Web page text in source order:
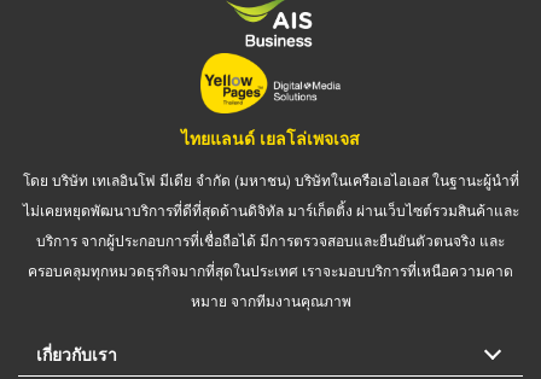
ไทยแลนด์ เยลโล่เพจเจส
โดย บริษัท เทเลอินโฟ มีเดีย จำกัด (มหาชน) บริษัทในเครือเอไอเอส ในฐานะผู้นำที่
ไม่เคยหยุดพัฒนาบริการที่ดีที่สุดด้านดิจิทัล มาร์เก็ตติ้ง ผ่านเว็บไซต์รวมสินค้าและ
บริการ จากผู้ประกอบการที่เชื่อถือได้ มีการตรวจสอบและยืนยันตัวตนจริง และ
ครอบคลุมทุกหมวดธุรกิจมากที่สุดในประเทศ เราจะมอบบริการที่เหนือความคาด
หมาย จากทีมงานคุณภาพ
เกี่ยวกับเรา